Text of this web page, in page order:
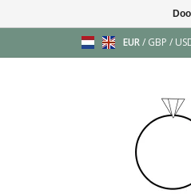
EUR/ GBP /